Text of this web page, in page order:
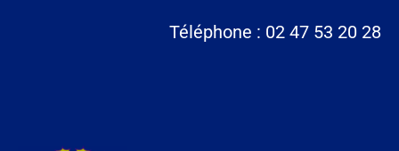
Téléphone : 02 47 53 20 28